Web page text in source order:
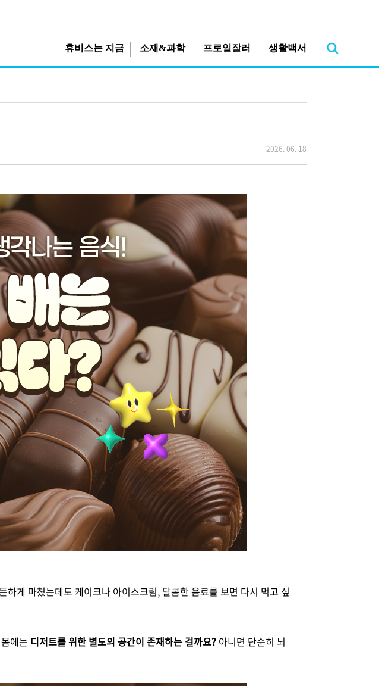
휴비스는 지금 소재&과학 프로일잘러 생활백서
2026. 06. 18
게 마쳤는데도 케이크나 아이스크림, 달콤한 음료를 보면 다시 먹고 싶
에는 디저트를 위한 별도의 공간이 존재하는 걸까요? 아니면 단순히 뇌